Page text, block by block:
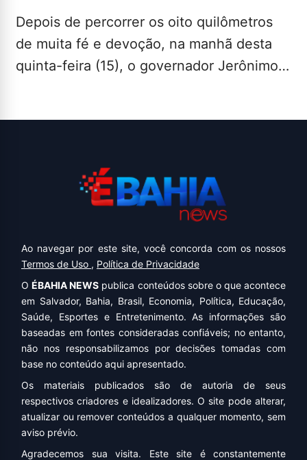
Depois de percorrer os oito quilômetros
de muita fé e devoção, na manhã desta
quinta-feira (15), o governador Jerônimo
Ao navegar por este site, você concorda com os nossos
Termos de Uso , Política de Privacidade
OÉBAHIA NEWS publica conteúdos sobre o que acontece
em Salvador, Bahia, Brasil, Economia, Política, Educação,
Saúde, Esportes e Entretenimento. As informações são
baseadas em fontes consideradas confiáveis; no entanto,
não nos responsabilizamos por decisões tomadas com
base no conteúdo aqui apresentado.
Os materiais publicados são de autoria de seus
respectivos criadores e idealizadores. O site pode alterar,
atualizar ou remover conteúdos a qualquer momento, sem
aviso prévio.
Agradecemos sua visita. Este site é constantemente